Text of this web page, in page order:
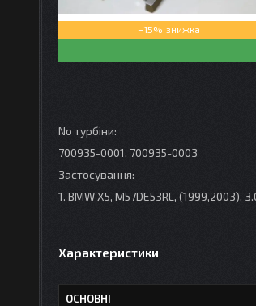
–15%
No турбіни:
700935-0001, 700935-0003
Застосування:
1. BMW X5, M57DE53RL, (1999,2003),
Характеристики
ОСНОВНІ